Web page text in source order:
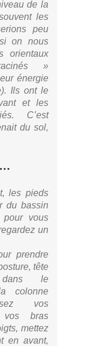
de la
les
peu
on nous
orientaux
»
énergie
Ils ont le
et les
C’est
du sol,
les pieds
du bassin
vous
un
prendre
tête
le
colonne
vos
vos bras
mettez
en avant,